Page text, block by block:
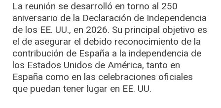
La reunión se desarrolló en torno al 250
aniversario de la Declaración de Independencia
de los EE. UU., en 2026. Su principal objetivo es
el de asegurar el debido reconocimiento de la
contribución de España a la independencia de
los Estados Unidos de América, tanto en
España como en las celebraciones oficiales
que puedan tener lugar en EE. UU.